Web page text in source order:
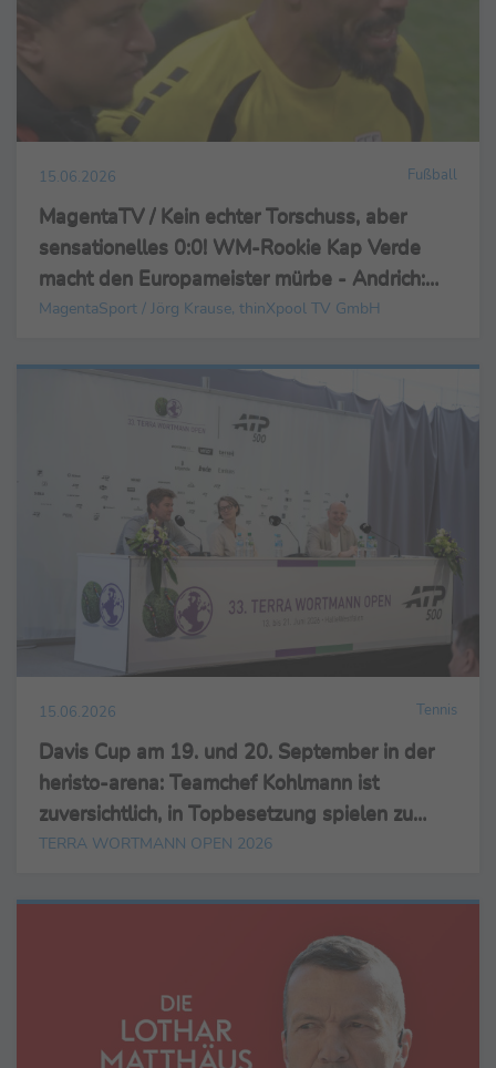
15.06.2026 Fußball
MagentaTV / Kein echter Torschuss, aber
sensationelles 0:0! WM-Rookie Kap Verde
macht den Europameister mürbe - Andrich:
"Da war nicht viel von Spanien!" "Da war nicht
MagentaSport / Jörg Krause, thinXpool TV GmbH
15.06.2026 Tennis
Davis Cup am 19. und 20. September in der
heristo-arena: Teamchef Kohlmann ist
zuversichtlich, in Topbesetzung spielen zu
können
TERRA WORTMANN OPEN 2026